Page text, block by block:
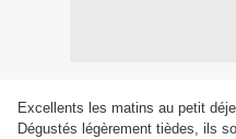
Excellents les matins au petit
Dégustés légèrement tièdes, ils